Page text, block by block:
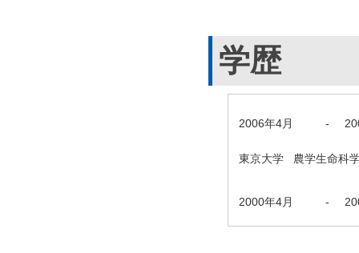
学歴
2006年4月 -
東京大学 農学生命科
2000年4月 -